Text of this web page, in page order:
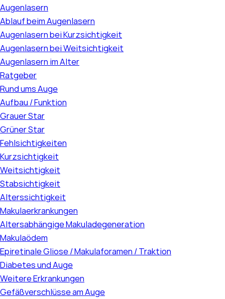
Augenlasern
Ablauf beim Augenlasern
Augenlasern bei Kurzsichtigkeit
Augenlasern bei Weitsichtigkeit
Augenlasern im Alter
Ratgeber
Rund ums Auge
Aufbau / Funktion
Grauer Star
Grüner Star
Fehlsichtigkeiten
Kurzsichtigkeit
Weitsichtigkeit
Stabsichtigkeit
Alterssichtigkeit
Makulaerkrankungen
Altersabhängige Makuladegeneration
Makulaödem
Epiretinale Gliose / Makulaforamen / Traktion
Diabetes und Auge
Weitere Erkrankungen
Gefäßverschlüsse am Auge